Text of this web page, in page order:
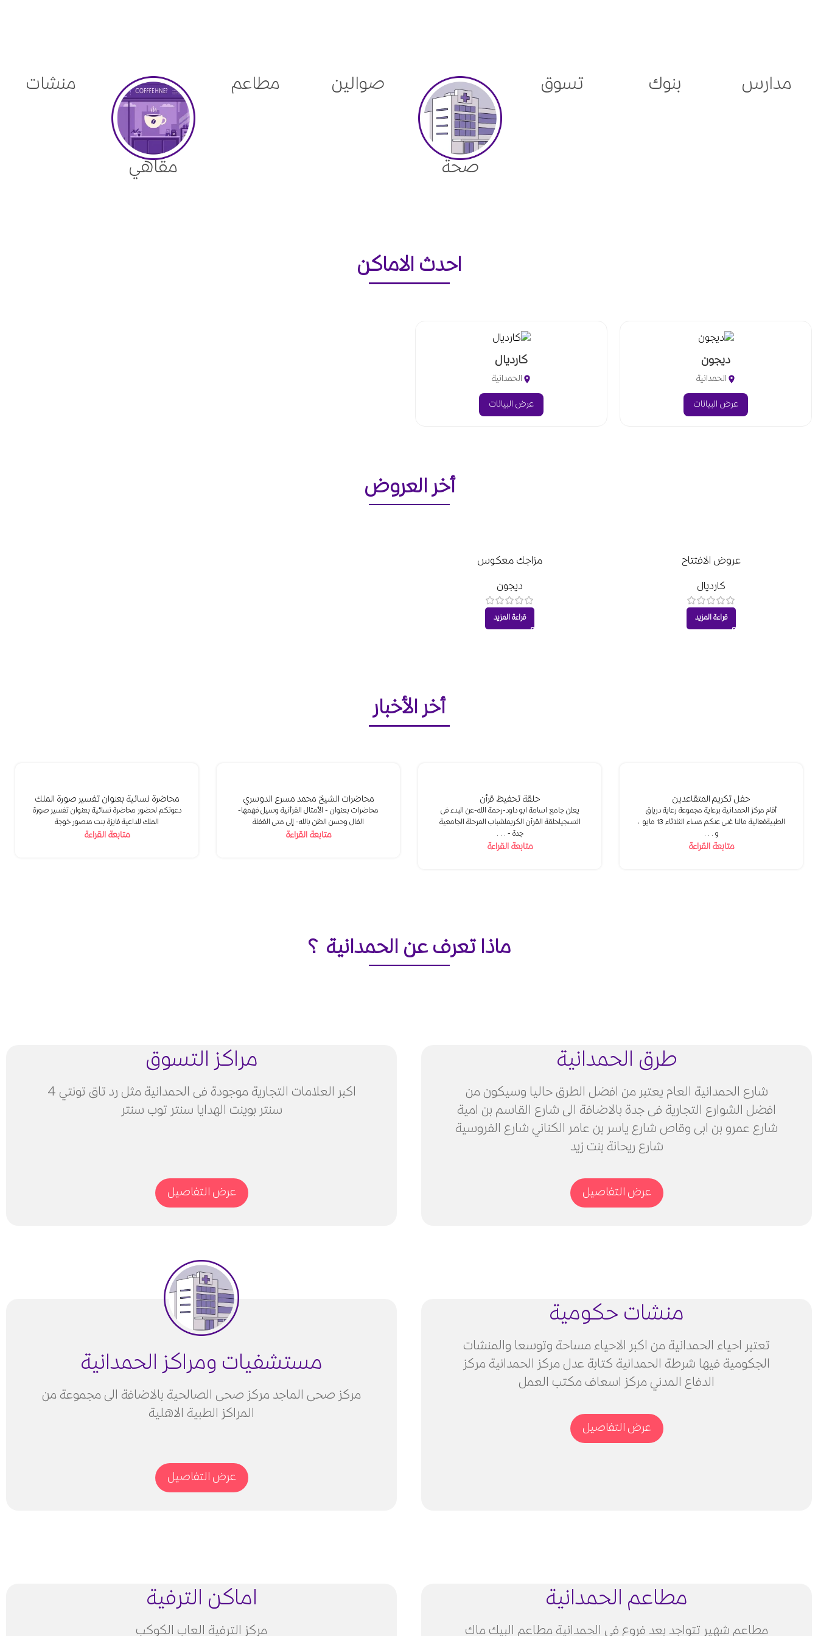
مدارس بنوك تسوق
صحة
صوالين مطاعم
مقاهي
منشات
احدث الاماكن
ديجون
الحمدانية
عرض البيانات
كارديال
الحمدانية
عرض البيانات
أخر العروض
عروض الافتتاح
كارديال
قراءة المزيد
مزاجك معكوس
ديجون
قراءة المزيد
أخر الأخبار
حفل تكريم المتقاعدين
أقام مركز الحمدانية برعاية مجموعة رعاية درياق
الطبيةفعالية مالنا غنى عنكم مساء الثلاثاء 13 مايو ،
و...
متابعة القراءة
حلقة تحفيظ قرأن
يعلن جامع اسامة ابو داود-رحمة الله-عن البدء فى
التسجيلحلقة القرأن الكريملشباب المرحلة الجامعية
جدة -...
متابعة القراءة
محاضرات الشيخ محمد مسرع الدوسري
محاضرات بعنوان - الأمثال القرأنية وسيل فهمها-
الفال وحسن الظن بالله- إلى متى الغفلة
متابعة القراءة
محاضرة نسائية بعنوان تفسير صورة الملك
دعوتكم لحضور محاضرة نسائية بعنوان تفسير صورة
الملك للداعية فايزة بنت منصور خوجة
متابعة القراءة
ماذا تعرف عن الحمدانية ؟
طرق الحمدانية
شارع الحمدانية العام يعتبر من افضل الطرق حاليا وسيكون من
افضل الشوارع التجارية فى جدة بالاضافة الى شارع القاسم بن امية
شارع عمرو بن ابى وقاص شارع ياسر بن عامر الكناني شارع الفروسية
شارع ريحانة بنت زيد
عرض التفاصيل
مراكز التسوق
اكبر العلامات التجارية موجودة فى الحمدانية مثل رد تاق تونتي 4
سنتر بوينت الهدايا سنتر توب سنتر
عرض التفاصيل
منشات حكومية
تعتبر احياء الحمدانية من اكبر الاحياء مساحة وتوسعا والمنشات
الجكومية فيها شرطة الحمدانية كتابة عدل مركز الحمدانية مركز
الدفاع المدني مركز اسعاف مكتب العمل
عرض التفاصيل
مستشفيات ومراكز الحمدانية
مركز صحى الماجد مركز صحى الصالحية بالاضافة الى مجموعة من
المراكز الطبية الاهلية
عرض التفاصيل
مطاعم الحمدانية
مطاعم شهير تتواجد بعد فروع فى الحمدانية مطاعم البيك ماك
اماكن الترفية
مركز الترفية العاب الكوكب